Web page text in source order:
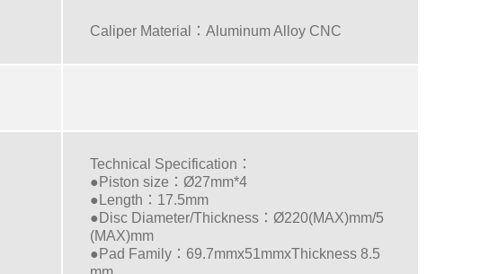
Caliper Material：Aluminum Alloy CNC
Technical Specification：
●Piston size：Ø27mm*4
●Length：17.5mm
●Disc Diameter/Thickness：Ø220(MAX)mm/5
(MAX)mm
●Pad Family：69.7mmx51mmxThickness 8.5